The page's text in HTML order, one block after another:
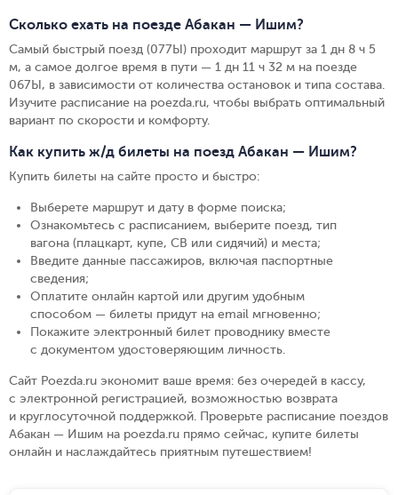
Сколько ехать на поезде Абакан — Ишим?
Самый быстрый поезд (077Ы) проходит маршрут за 1 дн 8 ч 5
м, а самое долгое время в пути — 1 дн 11 ч 32 м на поезде
067Ы, в зависимости от количества остановок и типа состава.
Изучите расписание на poezda.ru, чтобы выбрать оптимальный
вариант по скорости и комфорту.
Как купить ж/д билеты на поезд Абакан — Ишим?
Купить билеты на сайте просто и быстро:
Выберете маршрут и дату в форме поиска;
Ознакомьтесь с расписанием, выберите поезд, тип
вагона (плацкарт, купе, СВ или сидячий) и места;
Введите данные пассажиров, включая паспортные
сведения;
Оплатите онлайн картой или другим удобным
способом — билеты придут на email мгновенно;
Покажите электронный билет проводнику вместе
с документом удостоверяющим личность.
Сайт Poezda.ru экономит ваше время: без очередей в кассу,
с электронной регистрацией, возможностью возврата
и круглосуточной поддержкой. Проверьте расписание поездов
Абакан — Ишим на poezda.ru прямо сейчас, купите билеты
онлайн и наслаждайтесь приятным путешествием!